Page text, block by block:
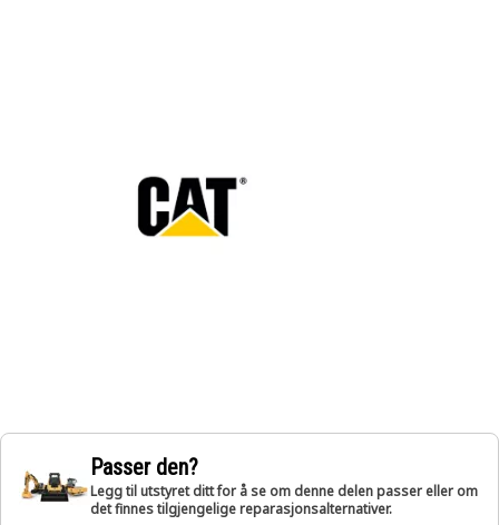
Passer den?
Legg til utstyret ditt for å se om denne delen passer eller om
det finnes tilgjengelige reparasjonsalternativer.